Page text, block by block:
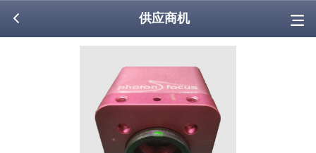
供应商机